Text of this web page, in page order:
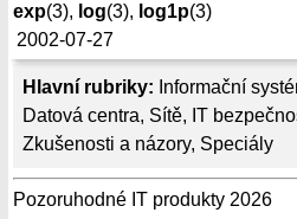
Hlavní rubriky: Informační
Datová centra, Sítě, IT
Zkušenosti a názory, Speciály
Pozoruhodné IT produkty 2026
exp(3), log(3), log1p(3)
2002-07-27